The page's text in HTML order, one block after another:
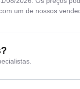
um de nossos